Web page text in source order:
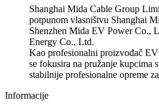
Shanghai Mida Cable Group
potpunom vlasništvu Shanghai
Shenzhen Mida EV Power Co.,
Energy Co., Ltd.
Kao profesionalni proizvođač
se fokusira na pružanje kupcima
stabilnije profesionalne opreme
Informacije